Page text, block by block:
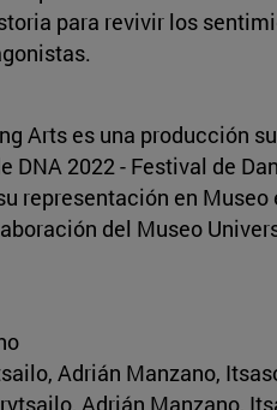
para revivir los
Arts es una producción
DNA 2022 - Festival de
representación en Museo
del Museo
Adrián Manzano,
Adrián Manzano,